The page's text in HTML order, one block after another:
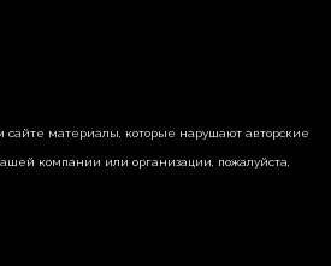
материалы, которые нарушают авторские
компании или организации, пожалуйста,